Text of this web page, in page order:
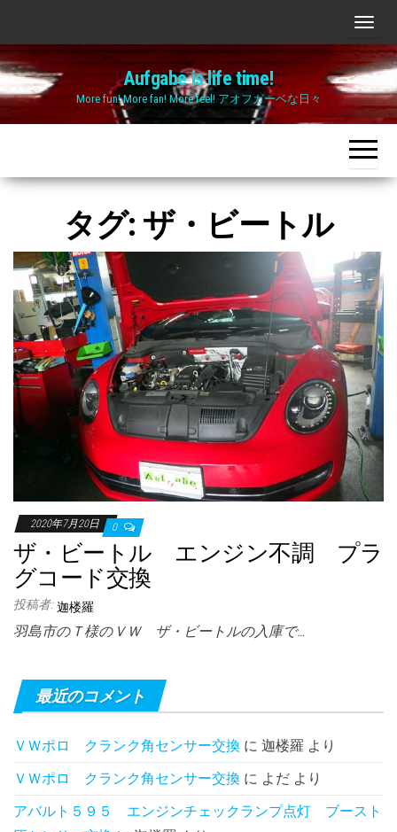
the
content
ナ
ビ
ゲ
ー
シ
ョ
ン
替
え
Aufgabe is life time!
More fun! More fan! More feel! アオフガーベな日々
タグ: ザ・ビートル
2020年7月20日 0
ザ・ビートル エンジン不調 プラ
グコード交換
投稿者: 迦楼羅
羽島市のＴ様のＶＷ ザ・ビートルの入庫で…
最近のコメント
ＶＷポロ クランク角センサー交換 に 迦楼羅 より
ＶＷポロ クランク角センサー交換 に よだ より
アバルト５９５ エンジンチェックランプ点灯 ブースト